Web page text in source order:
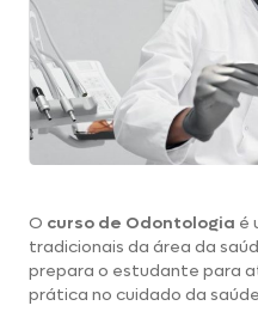
O curso de Odontologia é
tradicionais da área da
prepara o estudante para
prática no cuidado da